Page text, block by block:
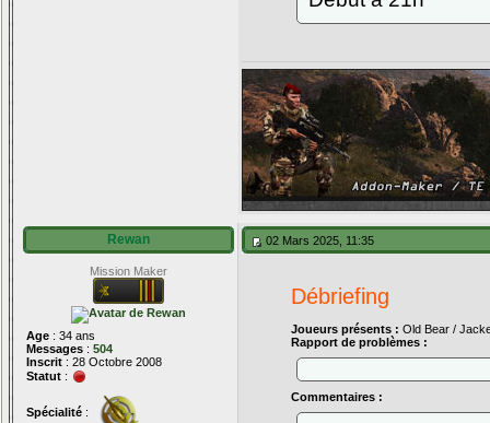
Rewan
Mission Maker
Age : 34 ans
Messages : 504
Inscrit : 28 Octobre 2008
Statut :
Spécialité :
02 Mars 2025, 11:35
Débriefing
Joueurs présents : Old Bear /
Rapport de problèmes :
Commentaires :